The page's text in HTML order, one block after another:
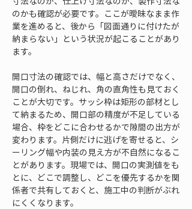
のかも確認が必要です。ここが曖昧なまま作
業を進めると、後から「図面通りに付けたが
納まらない」という状況が起こることがあり
ます。
開口寸法の確認では、幅と高さだけでなく、
開口の倒れ、ねじれ、角の直角性も見ておく
ことが大切です。サッシ枠は矩形の部材とし
て納まるため、開口部の精度が不足している
場合、枠をどこに合わせるかで隙間の出方が
変わります。片側だけに逃げを寄せると、シ
ーリング幅や内装の見え方が不自然になるこ
とがあります。現場では、開口の実測値をも
とに、どこで調整し、どこを優先するかを関
係者で共有しておくと、施工中の判断がぶれ
にくくなります。